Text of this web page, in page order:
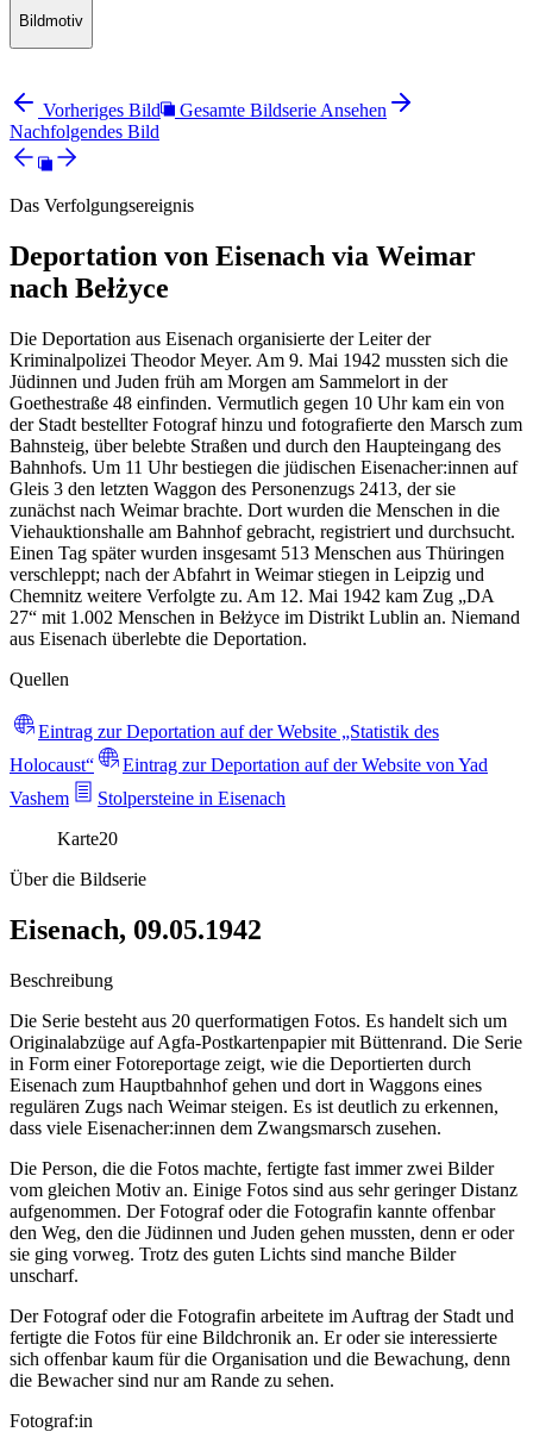
Bildmotiv
Vorheriges Bild
Gesamte Bildserie Ansehen
Nachfolgendes Bild
Das Verfolgungsereignis
Deportation von Eisenach via Weimar
nach Bełżyce
Die Deportation aus Eisenach organisierte der Leiter der
Kriminalpolizei Theodor Meyer. Am 9. Mai 1942 mussten sich die
Jüdinnen und Juden früh am Morgen am Sammelort in der
Goethestraße 48 einfinden. Vermutlich gegen 10 Uhr kam ein von
der Stadt bestellter Fotograf hinzu und fotografierte den Marsch zum
Bahnsteig, über belebte Straßen und durch den Haupteingang des
Bahnhofs. Um 11 Uhr bestiegen die jüdischen Eisenacher:innen auf
Gleis 3 den letzten Waggon des Personenzugs 2413, der sie
zunächst nach Weimar brachte. Dort wurden die Menschen in die
Viehauktionshalle am Bahnhof gebracht, registriert und durchsucht.
Einen Tag später wurden insgesamt 513 Menschen aus Thüringen
verschleppt; nach der Abfahrt in Weimar stiegen in Leipzig und
Chemnitz weitere Verfolgte zu. Am 12. Mai 1942 kam Zug „DA
27“ mit 1.002 Menschen in Bełżyce im Distrikt Lublin an. Niemand
aus Eisenach überlebte die Deportation.
Quellen
Eintrag zur Deportation auf der Website „Statistik des
Holocaust“
Eintrag zur Deportation auf der Website von Yad
Vashem
Stolpersteine in Eisenach
Karte20
Über die Bildserie
Eisenach, 09.05.1942
Beschreibung
Die Serie besteht aus 20 querformatigen Fotos. Es handelt sich um
Originalabzüge auf Agfa-Postkartenpapier mit Büttenrand. Die Serie
in Form einer Fotoreportage zeigt, wie die Deportierten durch
Eisenach zum Hauptbahnhof gehen und dort in Waggons eines
regulären Zugs nach Weimar steigen. Es ist deutlich zu erkennen,
dass viele Eisenacher:innen dem Zwangsmarsch zusehen.
Die Person, die die Fotos machte, fertigte fast immer zwei Bilder
vom gleichen Motiv an. Einige Fotos sind aus sehr geringer Distanz
aufgenommen. Der Fotograf oder die Fotografin kannte offenbar
den Weg, den die Jüdinnen und Juden gehen mussten, denn er oder
sie ging vorweg. Trotz des guten Lichts sind manche Bilder
unscharf.
Der Fotograf oder die Fotografin arbeitete im Auftrag der Stadt und
fertigte die Fotos für eine Bildchronik an. Er oder sie interessierte
sich offenbar kaum für die Organisation und die Bewachung, denn
die Bewacher sind nur am Rande zu sehen.
Fotograf:in